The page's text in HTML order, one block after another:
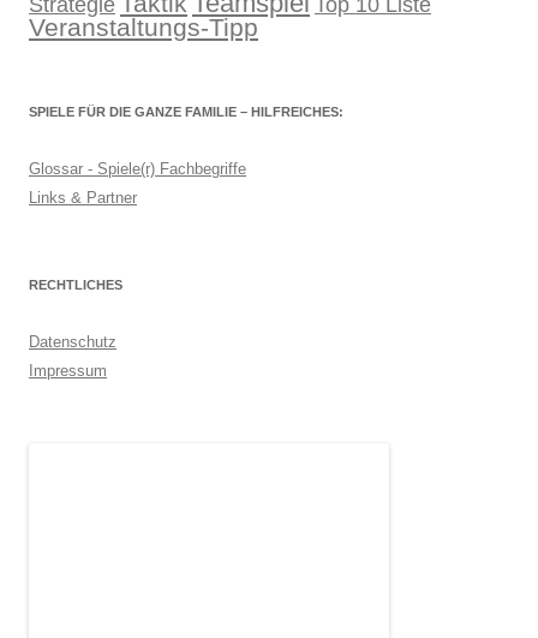
Top 10 Liste
Veranstaltungs-Tipp
SPIELE FÜR DIE GANZE FAMILIE – HILFREICHES:
Glossar - Spiele(r) Fachbegriffe
Links & Partner
RECHTLICHES
Datenschutz
Impressum